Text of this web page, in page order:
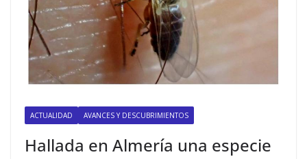
ACTUALIDAD AVANCES Y DESCUBRIMIENTOS
Hallada en Almería una especie